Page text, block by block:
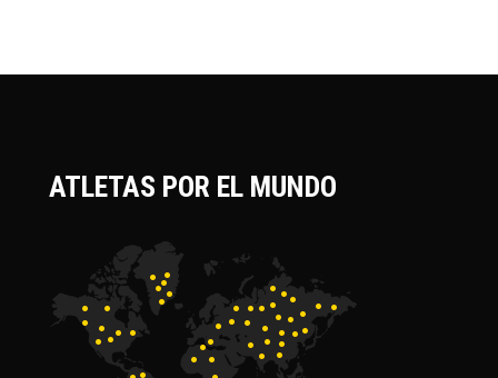
ATLETAS POR EL MUNDO